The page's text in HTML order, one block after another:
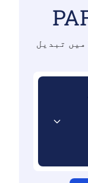
XA کو جلدی اور آسانی سے PAF میں تبدیل